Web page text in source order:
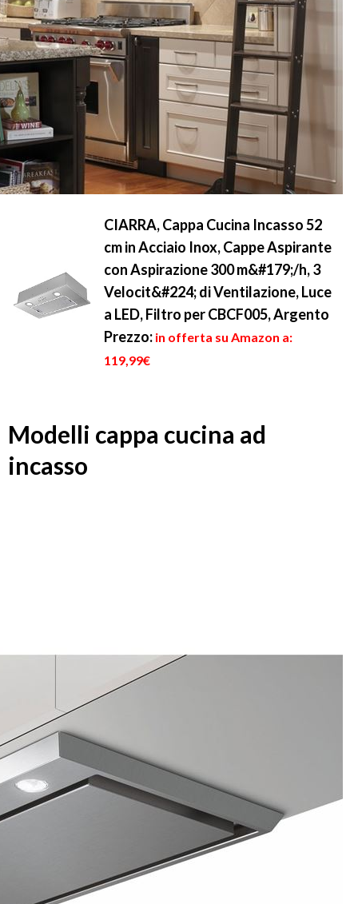
CIARRA, Cappa Cucina Incasso 52
cm in Acciaio Inox, Cappe Aspirante
con Aspirazione 300 m&#179;/h, 3
Velocit&#224; di Ventilazione, Luce
a LED, Filtro per CBCF005, Argento
Prezzo: in offerta su Amazon a:
119,99€
Modelli cappa cucina ad
incasso